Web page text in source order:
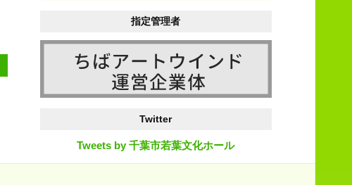
指定管理者
Twitter
Tweets by 千葉市若葉文化ホール